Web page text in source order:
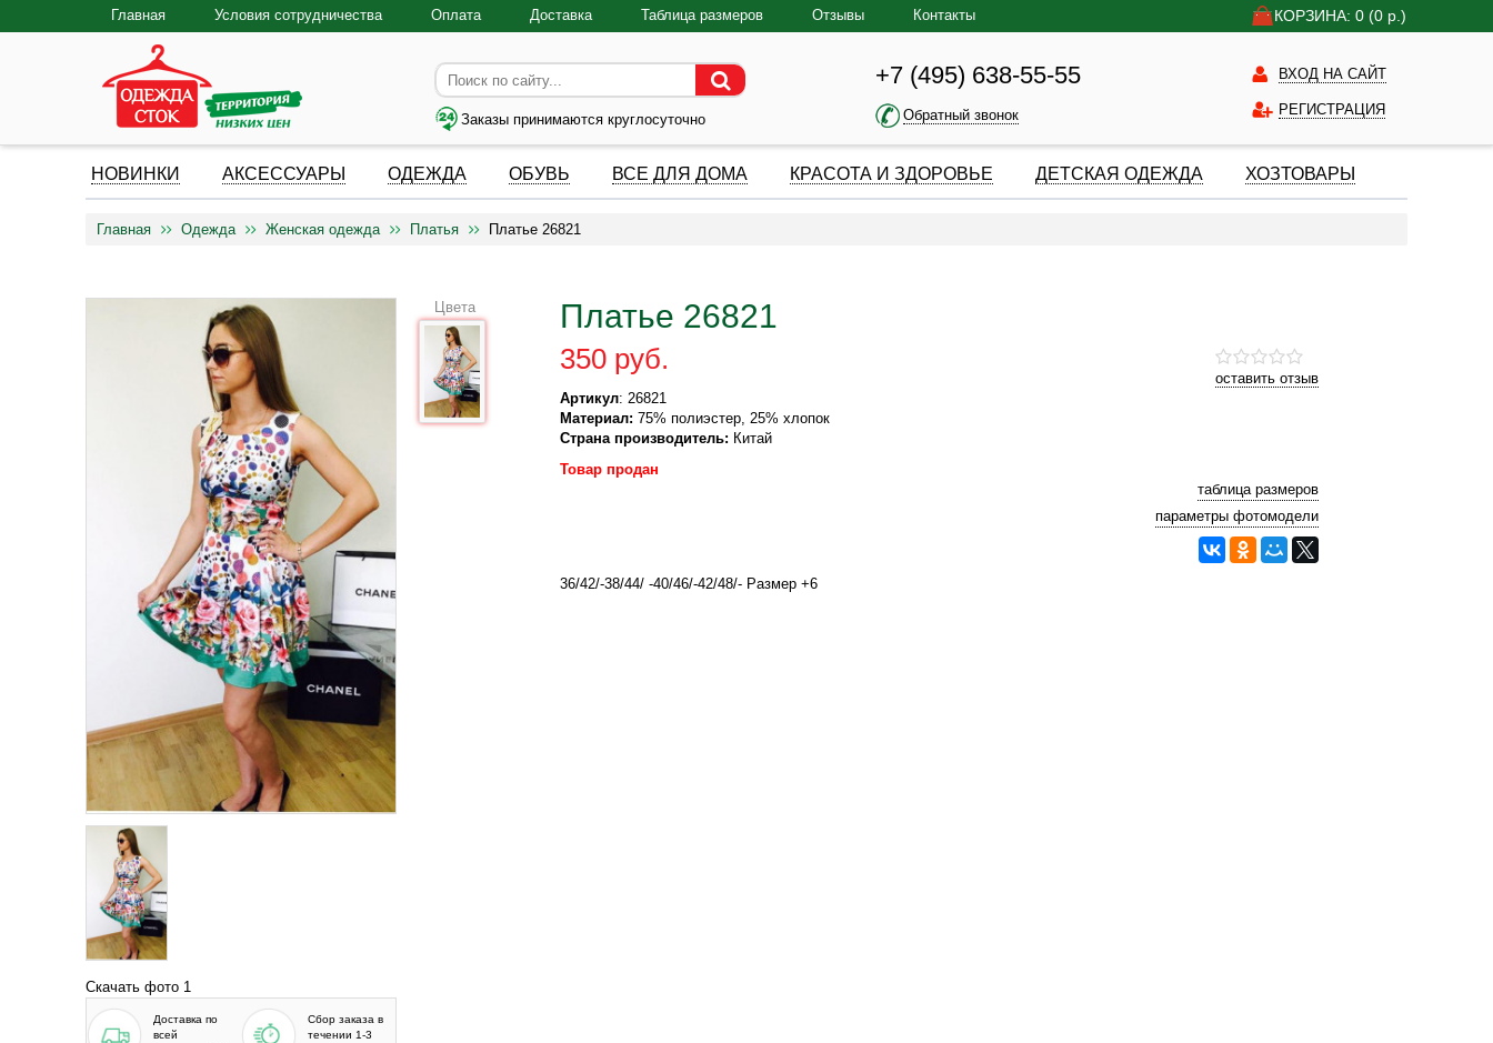
КОРЗИНА: 0 (0 р.)
Главная Условия сотрудничества Оплата Доставка Таблица размеров Отзывы Контакты
Заказы принимаются круглосуточно
+7 (495) 638-55-55
Обратный звонок
ВХОД НА САЙТ
РЕГИСТРАЦИЯ
НОВИНКИ АКСЕССУАРЫ ОДЕЖДА ОБУВЬ ВСЕ ДЛЯ ДОМА КРАСОТА И ЗДОРОВЬЕ ДЕТСКАЯ ОДЕЖДА ХОЗТОВАРЫ
Главная Одежда Женская одежда Платья Платье 26821
Скачать фото 1
Доставка по
всей
Сбор заказа в
течении 1-3
Платье 26821
оставить отзыв
350 руб.
Артикул: 26821
Материал: 75% полиэстер, 25% хлопок
Страна производитель: Китай
Цвета
Товар продан
таблица размеров
параметры фотомодели
36/42/-38/44/ -40/46/-42/48/- Размер +6